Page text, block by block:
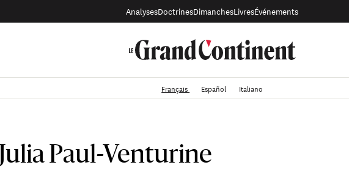
AnalysesDoctrinesDimanchesLivresÉvénements
Français Español Italiano
Julia Paul-Venturine